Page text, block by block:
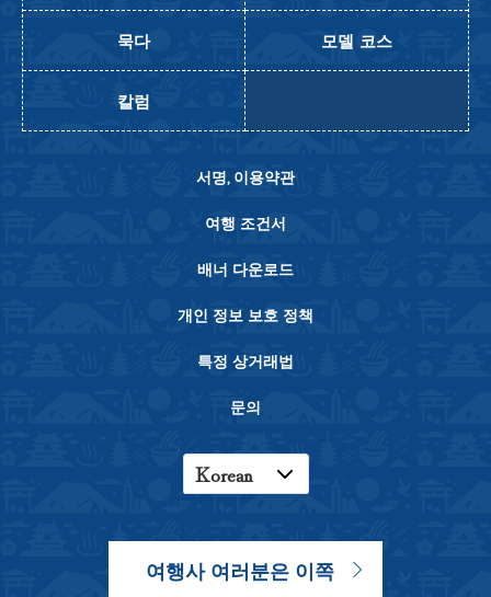
묵다 모델 코스
칼럼
서명, 이용약관
여행 조건서
배너 다운로드
개인 정보 보호 정책
특정 상거래법
문의
Korean
여행사 여러분은 이쪽